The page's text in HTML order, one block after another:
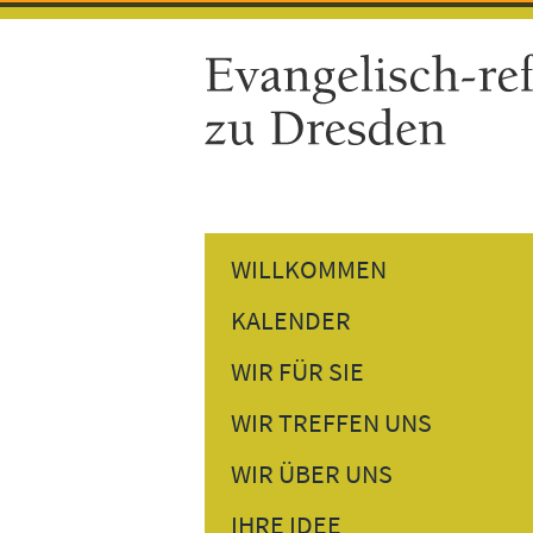
WILLKOMMEN
KALENDER
GOTTESDIENSTE
GEMEINDETERMINE
WIR FÜR SIE
PREDIGTEN NACHHÖREN
PERSÖNLICHES GESPRÄCH
WIR TREFFEN UNS
DONNERSTAGSTREFF
GESPRÄCH AM NACHMITTAG
WIR ÜBER UNS
UNSER PFARRER
IHRE IDEE